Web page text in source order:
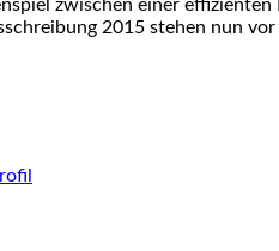
zwischen einer
2015 stehen nun